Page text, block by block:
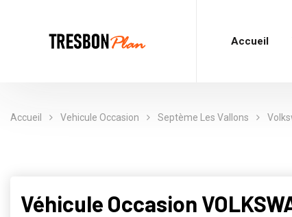
Accueil
Accueil Vehicule Occasion Septème Les Vallons
Véhicule Occasion